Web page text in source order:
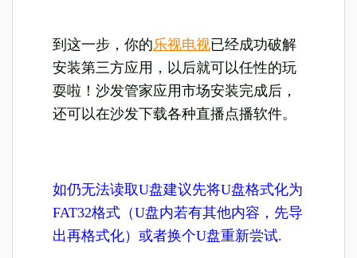
到这一步，你的乐视电视已经成功破解
安装第三方应用，以后就可以任性的玩
耍啦！沙发管家应用市场安装完成后，
还可以在沙发下载各种直播点播软件。
如仍无法读取U盘建议先将U盘格式化为
FAT32格式（U盘内若有其他内容，先导
出再格式化）或者换个U盘重新尝试.